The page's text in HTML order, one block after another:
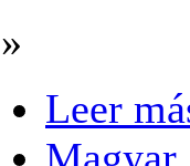
»
Leer